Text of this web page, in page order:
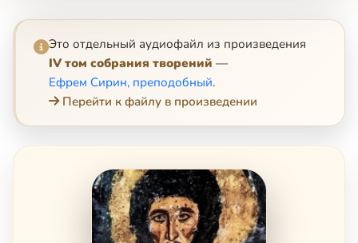
Это отдельный аудиофайл из произведения
IV том собрания творений —
Ефрем Сирин, преподобный.
Перейти к файлу в произведении